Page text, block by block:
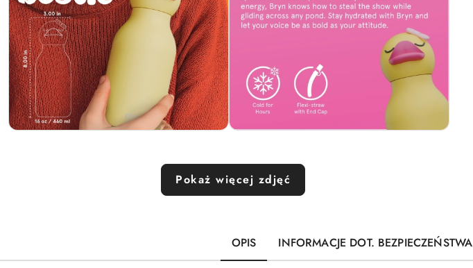
Pokaż więcej zdjęć
OPIS INFORMACJE DOT. BEZPIECZEŃSTWA